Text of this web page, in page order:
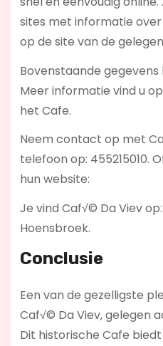
sites met informatie
op de site van de
Bovenstaande
Meer informatie vind u
het Cafe.
Neem contact op met
telefoon op: 455215010.
hun website:
Je vind Caf√© Da Viev
Hoensbroek.
Conclusie
Een van de gezelligste
Caf√© Da Viev, gelegen
Dit historische Cafe